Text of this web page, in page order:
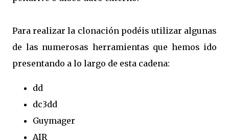
Para realizar la clonación podéis utilizar algunas
de las numerosas herramientas que hemos ido
presentando a lo largo de esta cadena:
dd
dc3dd
Guymager
AIR